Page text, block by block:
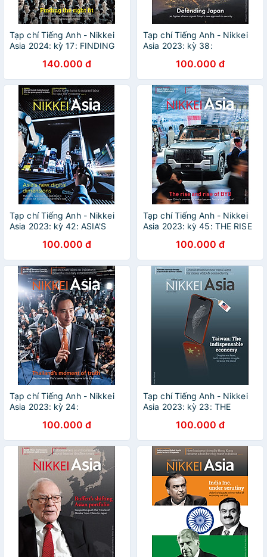
Tạp chí Tiếng Anh - Nikkei
Asia 2024: kỳ 17: FINDING
140.000 đ
Tạp chí Tiếng Anh - Nikkei
Asia 2023: kỳ 38:
100.000 đ
Tạp chí Tiếng Anh - Nikkei
Asia 2023: kỳ 42: ASIA'S
100.000 đ
Tạp chí Tiếng Anh - Nikkei
Asia 2023: kỳ 45: THE RISE
100.000 đ
Tạp chí Tiếng Anh - Nikkei
Asia 2023: kỳ 24:
100.000 đ
Tạp chí Tiếng Anh - Nikkei
Asia 2023: kỳ 23: THE
100.000 đ